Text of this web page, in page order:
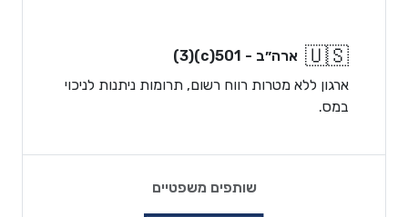
🇺🇸 ארה״ב - 501(c)(3)
ארגון ללא מטרות רווח רשום, תרומות ניתנות לניכוי
במס.
שותפים משפטיים